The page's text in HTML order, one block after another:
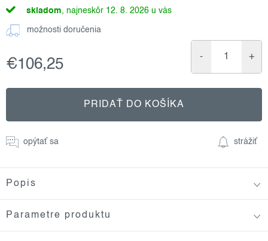
skladom 12. 8. 2026
možnosti doručenia
€106,25
cena:
PRIDAŤ DO KOŠÍKA
opýtať sa strážiť
Popis
Parametre produktu